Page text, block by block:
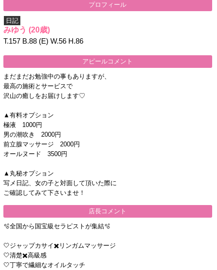
プロフィール
日記
みゆう (20歳)
T.157 B.88 (E) W.56 H.86
アピールコメント
まだまだお勉強中の事もありますが、
最高の施術とサービスで
沢山の癒しをお届けします♡
▲有料オプション
極液 1000円
男の潮吹き 2000円
前立腺マッサージ 2000円
オールヌード 3500円
▲丸秘オプション
写メ日記、女の子と対面して頂いた際に
ご確認してみて下さいませ！
店長コメント
🫧全国から国宝級セラピストが集結🫧
🤍ジャップカサイ✖️リンガムマッサージ
🤍清楚✖️高級感
🤍丁寧で繊細なオイルタッチ